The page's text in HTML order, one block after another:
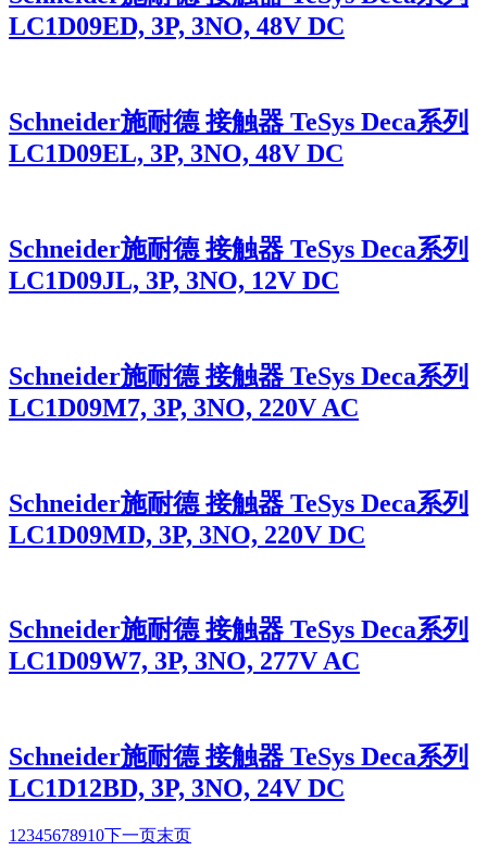
LC1D09ED, 3P, 3NO, 48V DC
Schneider施耐德 接触器 TeSys Deca系列
LC1D09EL, 3P, 3NO, 48V DC
Schneider施耐德 接触器 TeSys Deca系列
LC1D09JL, 3P, 3NO, 12V DC
Schneider施耐德 接触器 TeSys Deca系列
LC1D09M7, 3P, 3NO, 220V AC
Schneider施耐德 接触器 TeSys Deca系列
LC1D09MD, 3P, 3NO, 220V DC
Schneider施耐德 接触器 TeSys Deca系列
LC1D09W7, 3P, 3NO, 277V AC
Schneider施耐德 接触器 TeSys Deca系列
LC1D12BD, 3P, 3NO, 24V DC
1 2345678910下一页末页